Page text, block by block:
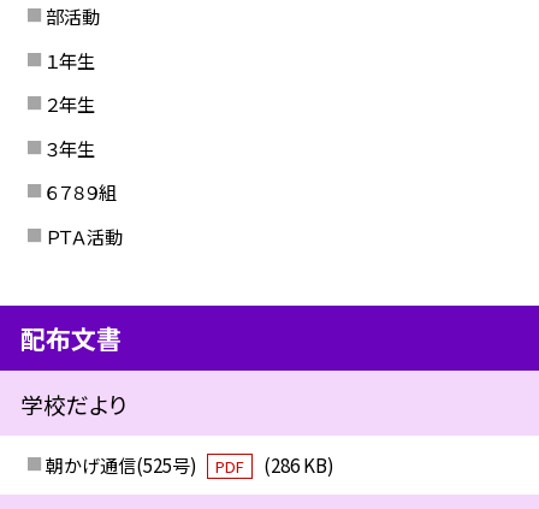
部活動
１年生
２年生
３年生
６７８９組
ＰＴＡ活動
配布文書
学校だより
朝かげ通信(525号) PDF (286 KB)